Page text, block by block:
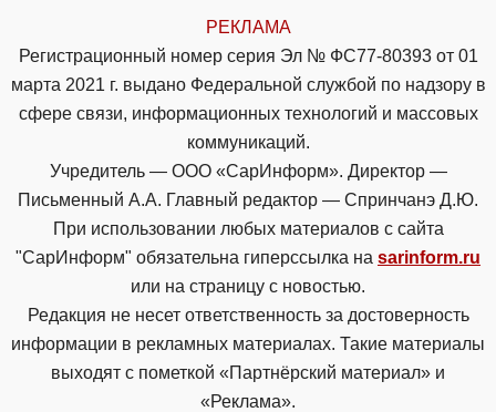
РЕКЛАМА
Регистрационный номер серия Эл № ФС77-80393 от 01
марта 2021 г. выдано Федеральной службой по надзору в
сфере связи, информационных технологий и массовых
коммуникаций.
Учредитель — ООО «СарИнформ». Директор —
Письменный А.А. Главный редактор — Спринчанэ Д.Ю.
При использовании любых материалов с сайта
"СарИнформ" обязательна гиперссылка на sarinform.ru
или на страницу с новостью.
Редакция не несет ответственность за достоверность
информации в рекламных материалах. Такие материалы
выходят с пометкой «Партнёрский материал» и
«Реклама».